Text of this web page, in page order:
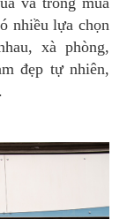
nhiều lựa chọn
xà phòng,
đẹp tự nhiên,